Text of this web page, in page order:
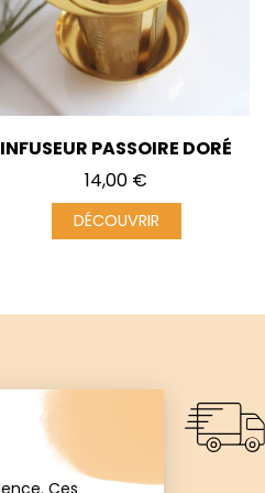
INFUSEUR PASSOIRE DORÉ
Prix
14,00 €
DÉCOUVRIR
Paiement
sécurisé